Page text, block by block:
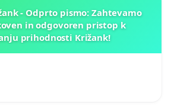
- Odprto pismo: Zahtevamo
in odgovoren pristop k
prihodnosti Križank!